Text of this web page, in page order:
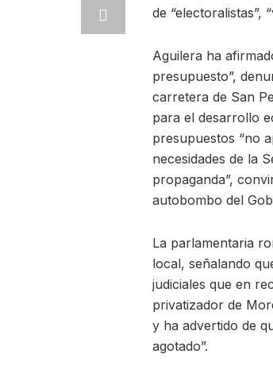
de “electoralistas”,
Aguilera ha
presupuesto”,
carretera de San
para el desarrollo
presupuestos “no
necesidades de la
propaganda”,
autobombo del
La parlamentaria
local, señalando
judiciales que en
privatizador de
y ha advertido de
agotado”.